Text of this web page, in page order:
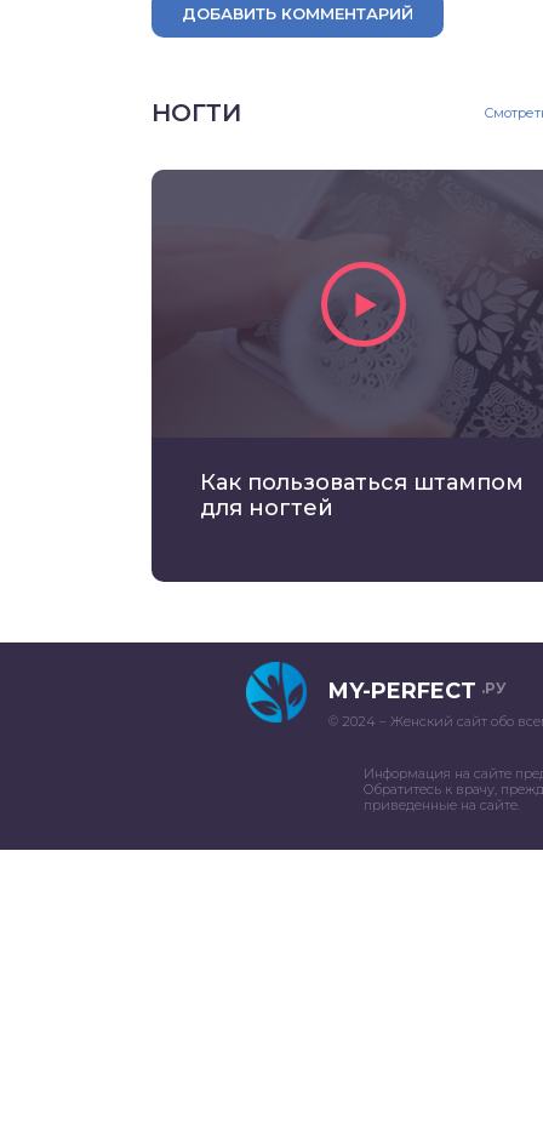
ДОБАВИТЬ КОММЕНТАРИЙ
НОГТИ
Как пользоваться штампом
для ногтей
MY-PERFECT .РУ
© 2024 – Женский сайт обо
Информация на сайте
Обратитесь к врачу,
приведенные на сайте.